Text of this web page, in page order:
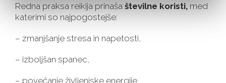
Redna praksa reikija prinaša številne koristi, med
katerimi so najpogostejše:
– zmanjšanje stresa in napetosti,
– izboljšan spanec,
– povečanje življenjske energije,